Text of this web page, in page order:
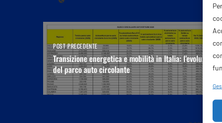
POST PRECEDENTE
Transizione energetica e mobilità in Italia: l’evoluzione
del parco auto circolante